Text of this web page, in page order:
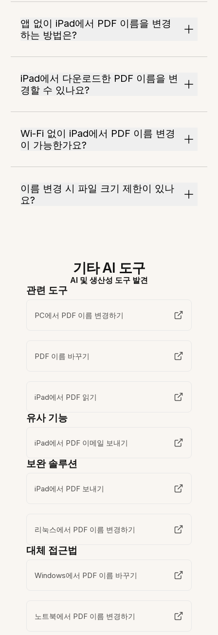
앱 없이 iPad에서 PDF 이름을 변경
하는 방법은?
iPad에서 다운로드한 PDF 이름을 변
경할 수 있나요?
Wi-Fi 없이 iPad에서 PDF 이름 변경
이 가능한가요?
이름 변경 시 파일 크기 제한이 있나
요?
기타 AI 도구
AI 및 생산성 도구 발견
관련 도구
PC에서 PDF 이름 변경하기
PDF 이름 바꾸기
iPad에서 PDF 읽기
유사 기능
iPad에서 PDF 이메일 보내기
보완 솔루션
iPad에서 PDF 보내기
리눅스에서 PDF 이름 변경하기
대체 접근법
Windows에서 PDF 이름 바꾸기
노트북에서 PDF 이름 변경하기